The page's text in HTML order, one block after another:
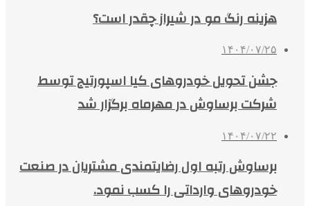
هزینه رنگ مو در شیراز چقدر است؟
۱۴۰۴/۰۷/۲۵
جشن تحویل خودروهای کیا اسپورتیج توسط
شرکت برساوش در مهرماه برگزار شد
۱۴۰۴/۰۷/۲۲
برساوش رتبه اول رضایتمندی مشتریان در صنعت
خودروهای وارداتی را کسب نمود.